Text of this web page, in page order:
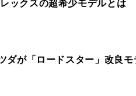
ックスの超希少モデルとは
ダが「ロードスター」改良モ